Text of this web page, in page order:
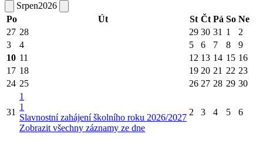
Srpen2026
Po
Út St Čt Pá So Ne
27 28 29 30 31 1
2
3
4 5 6 7 8
9
10 11 12 13 14 15 16
17 18 19 20 21 22 23
24 25 26 27 28 29 30
31
1
1
Slavnostní zahájení školního roku 2026/2027
Zobrazit všechny záznamy ze dne
2 3 4 5 6